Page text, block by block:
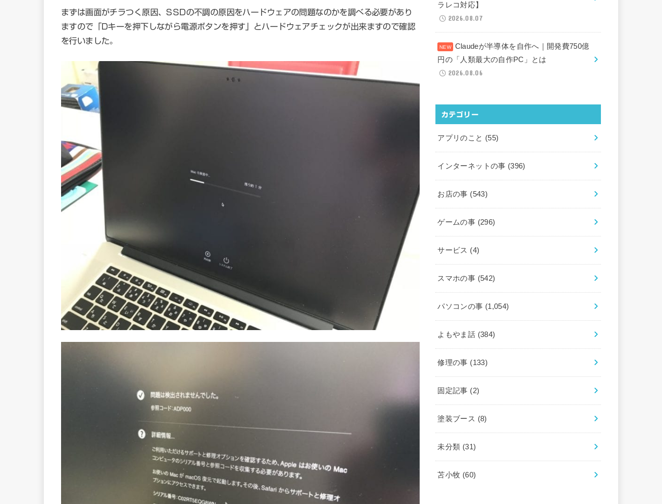
まずは画面がチラつく原因、SSDの不調の原因をハードウェアの問題なのかを調べる必要があり
ますので「Dキーを押下しながら電源ボタンを押す」とハードウェアチェックが出来ますので確認
を行いました。
ラレコ対応】
2026.08.07
Claudeが半導体を自作へ｜開発費750億
円の「人類最大の自作PC」とは
2026.08.06
カテゴリー
アプリのこと (55)
インターネットの事 (396)
お店の事 (543)
ゲームの事 (296)
サービス (4)
スマホの事 (542)
パソコンの事 (1,054)
よもやま話 (384)
修理の事 (133)
固定記事 (2)
塗装ブース (8)
未分類 (31)
苫小牧 (60)